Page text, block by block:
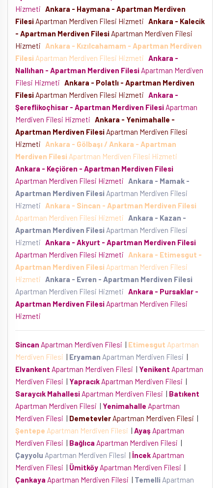
Hizmeti Ankara - Haymana - Apartman Merdiven
Filesi Apartman Merdiven Filesi Hizmeti Ankara - Kalecik
- Apartman Merdiven Filesi Apartman Merdiven Filesi
Hizmeti
Ankara - Kızılcahamam - Apartman Merdiven
Filesi Apartman Merdiven Filesi Hizmeti Ankara -
Nallıhan - Apartman Merdiven Filesi Apartman Merdiven
Filesi Hizmeti Ankara - Polatlı - Apartman Merdiven
Filesi Apartman Merdiven Filesi Hizmeti Ankara -
Şereflikoçhisar - Apartman Merdiven Filesi Apartman
Merdiven Filesi Hizmeti Ankara - Yenimahalle -
Apartman Merdiven Filesi Apartman Merdiven Filesi
Hizmeti
Ankara - Gölbaşı / Ankara - Apartman
Merdiven Filesi Apartman Merdiven Filesi Hizmeti
Ankara - Keçiören - Apartman Merdiven Filesi
Apartman Merdiven Filesi Hizmeti Ankara - Mamak -
Apartman Merdiven Filesi Apartman Merdiven Filesi
Hizmeti
Ankara - Sincan - Apartman Merdiven Filesi
Apartman Merdiven Filesi Hizmeti Ankara - Kazan -
Apartman Merdiven Filesi Apartman Merdiven Filesi
Hizmeti Ankara - Akyurt - Apartman Merdiven Filesi
Apartman Merdiven Filesi Hizmeti
Ankara - Etimesgut -
Apartman Merdiven Filesi Apartman Merdiven Filesi
Hizmeti Ankara - Evren - Apartman Merdiven Filesi
Apartman Merdiven Filesi Hizmeti Ankara - Pursaklar -
Apartman Merdiven Filesi Apartman Merdiven Filesi
Hizmeti
Sincan Apartman Merdiven Filesi | Etimesgut Apartman
Merdiven Filesi | Eryaman Apartman Merdiven Filesi |
Elvankent Apartman Merdiven Filesi | Yenikent Apartman
Merdiven Filesi | Yapracık Apartman Merdiven Filesi |
Saraycık Mahallesi Apartman Merdiven Filesi | Batıkent
Apartman Merdiven Filesi | Yenimahalle Apartman
Merdiven Filesi | Demetevler Apartman Merdiven Filesi |
Şentepe Apartman Merdiven Filesi | Ayaş Apartman
Merdiven Filesi | Bağlıca Apartman Merdiven Filesi |
Çayyolu Apartman Merdiven Filesi | İncek Apartman
Merdiven Filesi | Ümitköy Apartman Merdiven Filesi |
Çankaya Apartman Merdiven Filesi | Temelli Apartman